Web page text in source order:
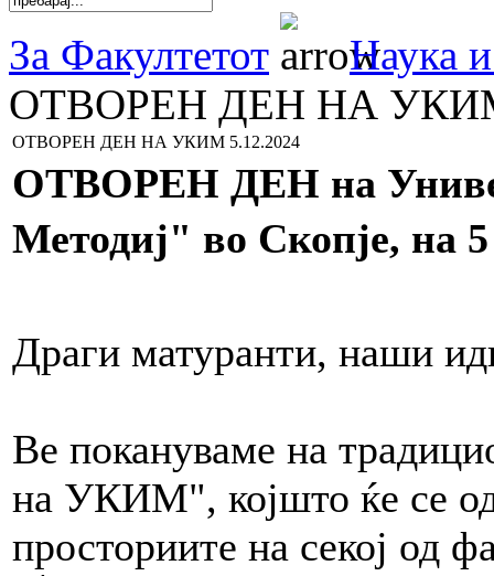
За Факултетот
Наука
ОТВОРЕН ДЕН НА УКИМ
ОТВОРЕН ДЕН НА УКИМ 5.12.2024
ОТВОРЕН ДЕН на
Методиј" во Скопје, на
Драги матуранти, наши
Ве покануваме на
на УКИМ", којшто ќе се
просториите на секој од